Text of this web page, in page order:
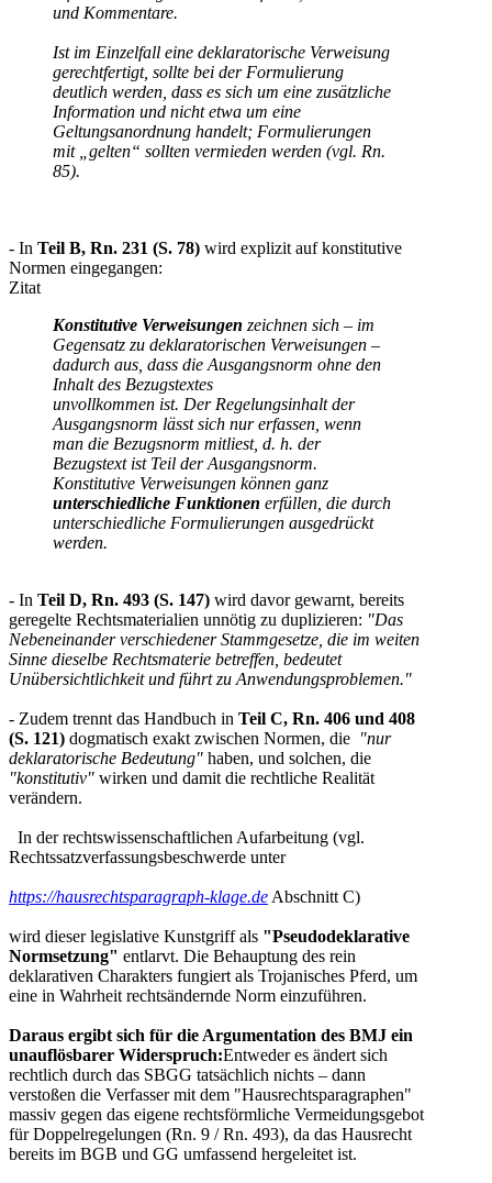
und Kommentare.
Ist im Einzelfall eine deklaratorische Verweisung
gerechtfertigt, sollte bei der Formulierung
deutlich werden, dass es sich um eine zusätzliche
Information und nicht etwa um eine
Geltungsanordnung handelt; Formulierungen
mit „gelten“ sollten vermieden werden (vgl. Rn.
85).
- In Teil B, Rn. 231 (S. 78) wird explizit auf konstitutive
Normen eingegangen:
Zitat
Konstitutive Verweisungen zeichnen sich – im
Gegensatz zu deklaratorischen Verweisungen –
dadurch aus, dass die Ausgangsnorm ohne den
Inhalt des Bezugstextes
unvollkommen ist. Der Regelungsinhalt der
Ausgangsnorm lässt sich nur erfassen, wenn
man die Bezugsnorm mitliest, d. h. der
Bezugstext ist Teil der Ausgangsnorm.
Konstitutive Verweisungen können ganz
unterschiedliche Funktionen erfüllen, die durch
unterschiedliche Formulierungen ausgedrückt
werden.
- In Teil D, Rn. 493 (S. 147) wird davor gewarnt, bereits
geregelte Rechtsmaterialien unnötig zu duplizieren: "Das
Nebeneinander verschiedener Stammgesetze, die im weiten
Sinne dieselbe Rechtsmaterie betreffen, bedeutet
Unübersichtlichkeit und führt zu Anwendungsproblemen."
- Zudem trennt das Handbuch in Teil C, Rn. 406 und 408
(S. 121) dogmatisch exakt zwischen Normen, die "nur
deklaratorische Bedeutung" haben, und solchen, die
"konstitutiv" wirken und damit die rechtliche Realität
verändern.
In der rechtswissenschaftlichen Aufarbeitung (vgl.
Rechtssatzverfassungsbeschwerde unter
https://hausrechtsparagraph-klage.deAbschnitt C)
wird dieser legislative Kunstgriff als "Pseudodeklarative
Normsetzung" entlarvt. Die Behauptung des rein
deklarativen Charakters fungiert als Trojanisches Pferd, um
eine in Wahrheit rechtsändernde Norm einzuführen.
Daraus ergibt sich für die Argumentation des BMJ ein
unauflösbarer Widerspruch:Entweder es ändert sich
rechtlich durch das SBGG tatsächlich nichts – dann
verstoßen die Verfasser mit dem "Hausrechtsparagraphen"
massiv gegen das eigene rechtsförmliche Vermeidungsgebot
für Doppelregelungen (Rn. 9 / Rn. 493), da das Hausrecht
bereits im BGB und GG umfassend hergeleitet ist.